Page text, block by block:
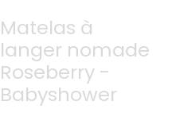
Matelas à
langer nomade
Roseberry -
Babyshower